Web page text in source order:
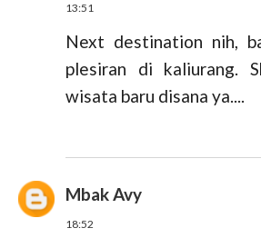
13:51
Next destination nih,
plesiran di kaliurang.
wisata baru disana ya....
Mbak Avy
18:52